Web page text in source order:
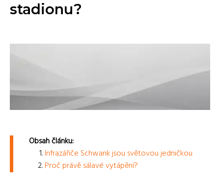
stadionu?
Obsah článku:
Infrazářiče Schwank jsou světovou jedničkou
Proč právě sálavé vytápění?